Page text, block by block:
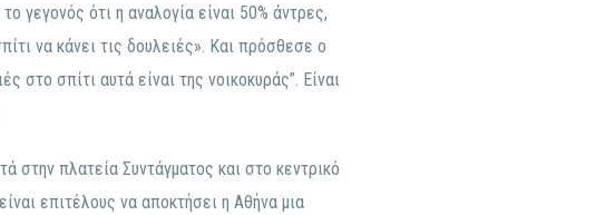
γεγονός ότι η αναλογία είναι 50% άντρες,
να κάνει τις δουλειές». Και πρόσθεσε ο
σπίτι αυτά είναι της νοικοκυράς”. Είναι
στην πλατεία Συντάγματος και στο κεντρικό
επιτέλους να αποκτήσει η Αθήνα μια